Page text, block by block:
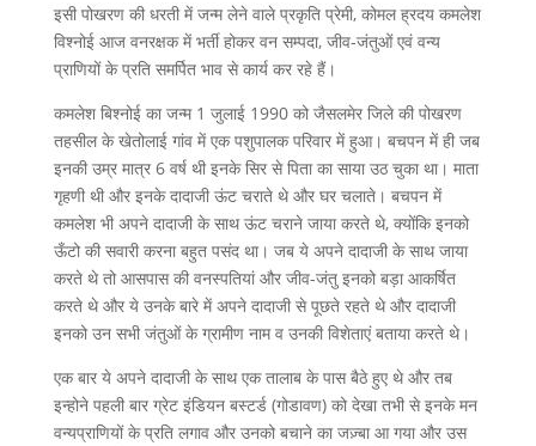
इसी पोखरण की धरती में जन्म लेने वाले प्रकृति प्रेमी, कोमल ह्रदय कमलेश
विश्नोई आज वनरक्षक में भर्ती होकर वन सम्पदा, जीव-जंतुओं एवं वन्य
प्राणियों के प्रति समर्पित भाव से कार्य कर रहे हैं।
कमलेश बिश्नोई का जन्म 1 जुलाई 1990 को जैसलमेर जिले की पोखरण
तहसील के खेतोलाई गांव में एक पशुपालक परिवार में हुआ। बचपन में ही जब
इनकी उम्र मात्र 6 वर्ष थी इनके सिर से पिता का साया उठ चुका था। माता
गृहणी थी और इनके दादाजी ऊंट चराते थे और घर चलाते। बचपन में
कमलेश भी अपने दादाजी के साथ ऊंट चराने जाया करते थे, क्योंकि इनको
ऊँटो की सवारी करना बहुत पसंद था। जब ये अपने दादाजी के साथ जाया
करते थे तो आसपास की वनस्पतियां और जीव-जंतु इनको बड़ा आकर्षित
करते थे और ये उनके बारे में अपने दादाजी से पूछते रहते थे और दादाजी
इनको उन सभी जंतुओं के ग्रामीण नाम व उनकी विशेताएं बताया करते थे।
एक बार ये अपने दादाजी के साथ एक तालाब के पास बैठे हुए थे और तब
इन्होने पहली बार ग्रेट इंडियन बस्टर्ड (गोडावण) को देखा तभी से इनके मन
वन्यप्राणियों के प्रति लगाव और उनको बचाने का जज़्बा आ गया और उस